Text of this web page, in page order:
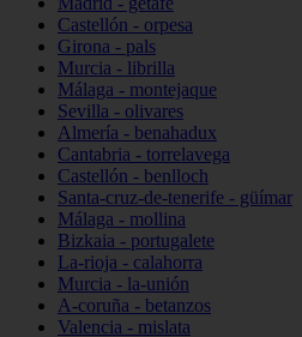
Castellón - orpesa
Girona - pals
Murcia - librilla
Málaga - montejaque
Sevilla - olivares
Almería - benahadux
Cantabria - torrelavega
Castellón - benlloch
Santa-cruz-de-tenerife - güímar
Málaga - mollina
Bizkaia - portugalete
La-rioja - calahorra
Murcia - la-unión
A-coruña - betanzos
Valencia - mislata